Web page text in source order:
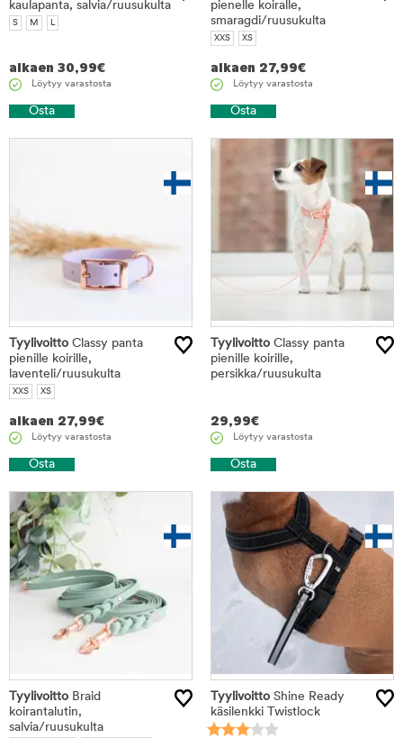
kaulapanta, salvia/ruusukulta
S M L
alkaen 30,99€
Löytyy varastosta
Osta
pienelle koiralle,
smaragdi/ruusukulta
XXS XS
alkaen 27,99€
Löytyy varastosta
Osta
Tyylivoitto Classy panta
pienille koirille,
laventeli/ruusukulta
XXS XS
alkaen 27,99€
Löytyy varastosta
Osta
Tyylivoitto Classy panta
pienille koirille,
persikka/ruusukulta
29,99€
Löytyy varastosta
Osta
Tyylivoitto Braid
koirantalutin,
salvia/ruusukulta
Tyylivoitto Shine Ready
käsilenkki Twistlock